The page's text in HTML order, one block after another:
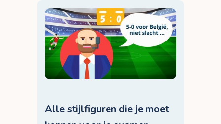
Alle stijlfiguren die je moet